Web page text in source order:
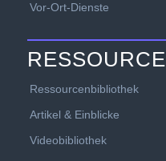
Vor-Ort-Dienste
Ressourcenbibliothek
Artikel & Einblicke
Videobibliothek